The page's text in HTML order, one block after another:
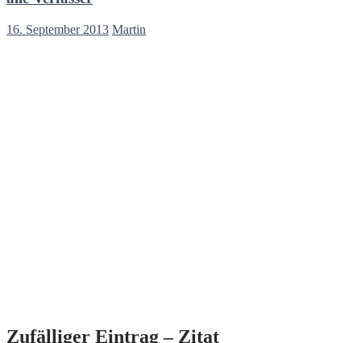
16. September 2013 Martin
Zufälliger Eintrag – Zitat